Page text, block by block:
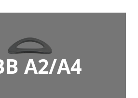
A2/A4